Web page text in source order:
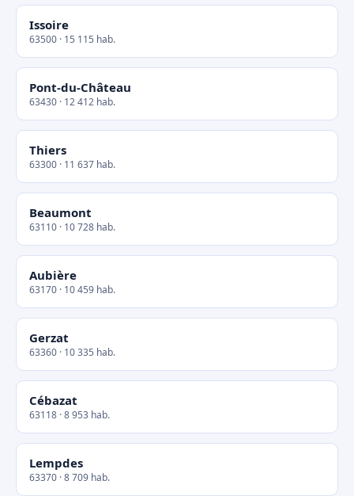
Issoire
63500 · 15 115 hab.
Pont-du-Château
63430 · 12 412 hab.
Thiers
63300 · 11 637 hab.
Beaumont
63110 · 10 728 hab.
Aubière
63170 · 10 459 hab.
Gerzat
63360 · 10 335 hab.
Cébazat
63118 · 8 953 hab.
Lempdes
63370 · 8 709 hab.